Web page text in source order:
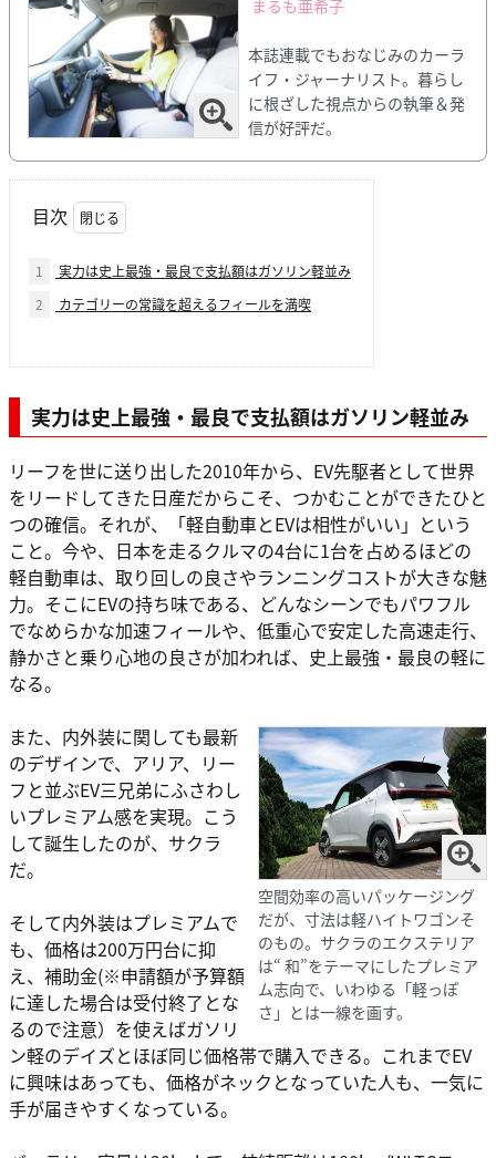
まるも亜希子
本誌連載でもおなじみのカーラ
イフ・ジャーナリスト。暮らし
に根ざした視点からの執筆＆発
信が好評だ。
目次
1
実力は史上最強・最良で支払額はガソリン軽並み
2
カテゴリーの常識を超えるフィールを満喫
実力は史上最強・最良で支払額はガソリン軽並み
リーフを世に送り出した2010年から、EV先駆者として世界
をリードしてきた日産だからこそ、つかむことができたひと
つの確信。それが、「軽自動車とEVは相性がいい」という
こと。今や、日本を走るクルマの4台に1台を占めるほどの
軽自動車は、取り回しの良さやランニングコストが大きな魅
力。そこにEVの持ち味である、どんなシーンでもパワフル
でなめらかな加速フィールや、低重心で安定した高速走行、
静かさと乗り心地の良さが加われば、史上最強・最良の軽に
なる。
空間効率の高いパッケージング
だが、寸法は軽ハイトワゴンそ
のもの。サクラのエクステリア
は“ 和”をテーマにしたプレミア
ム志向で、いわゆる「軽っぽ
さ」とは一線を画す。
また、内外装に関しても最新
のデザインで、アリア、リー
フと並ぶEV三兄弟にふさわし
いプレミアム感を実現。こう
して誕生したのが、サクラ
だ。
そして内外装はプレミアムで
も、価格は200万円台に抑
え、補助金(※申請額が予算額
に達した場合は受付終了とな
るので注意）を使えばガソリ
ン軽のデイズとほぼ同じ価格帯で購入できる。これまでEV
に興味はあっても、価格がネックとなっていた人も、一気に
手が届きやすくなっている。